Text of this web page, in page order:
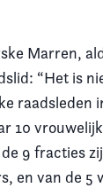
Marren,
“Het is
raadsleden
10
9 fracties
en van de 5